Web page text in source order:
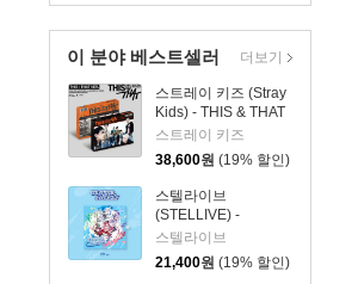
이 분야 베스트셀러
스트레이 키즈 (Stray
Kids) - THIS & THAT
[2종 SET]
스트레이 키즈
38,600원 (19% 할인)
스텔라이브
(STELLIVE) -
STELLIVE Cliche 1st
EP 「Colorful
Strokes」 - CD Ver.
스텔라이브
21,400원 (19% 할인)
더보기